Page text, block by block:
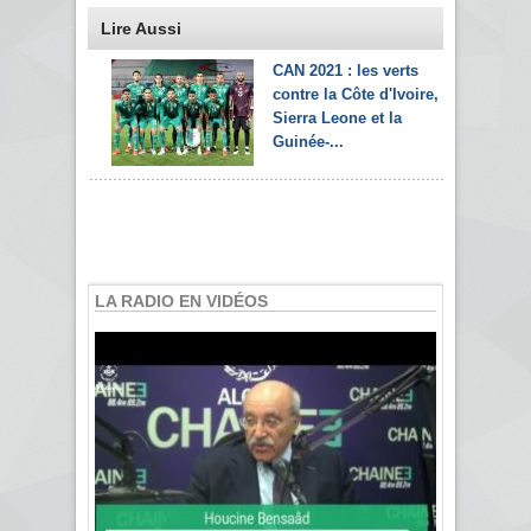
Lire Aussi
CAN 2021 : les verts
contre la Côte d'Ivoire,
Sierra Leone et la
Guinée-...
LA RADIO EN VIDÉOS